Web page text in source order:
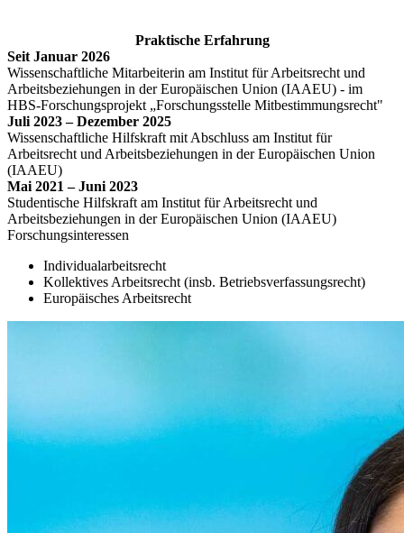
Praktische Erfahrung
Seit Januar 2026
Wissenschaftliche Mitarbeiterin am Institut für Arbeitsrecht und
Arbeitsbeziehungen in der Europäischen Union (IAAEU) - im
HBS-Forschungsprojekt „Forschungsstelle Mitbestimmungsrecht"
Juli 2023 – Dezember 2025
Wissenschaftliche Hilfskraft mit Abschluss am Institut für
Arbeitsrecht und Arbeitsbeziehungen in der Europäischen Union
(IAAEU)
Mai 2021 – Juni 2023
Studentische Hilfskraft am Institut für Arbeitsrecht und
Arbeitsbeziehungen in der Europäischen Union (IAAEU)
Forschungsinteressen
Individualarbeitsrecht
Kollektives Arbeitsrecht (insb. Betriebsverfassungsrecht)
Europäisches Arbeitsrecht